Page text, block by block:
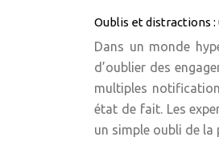
Oublis et distractions
Dans un monde
d’oublier des
multiples
état de fait. Les
un simple oubli de